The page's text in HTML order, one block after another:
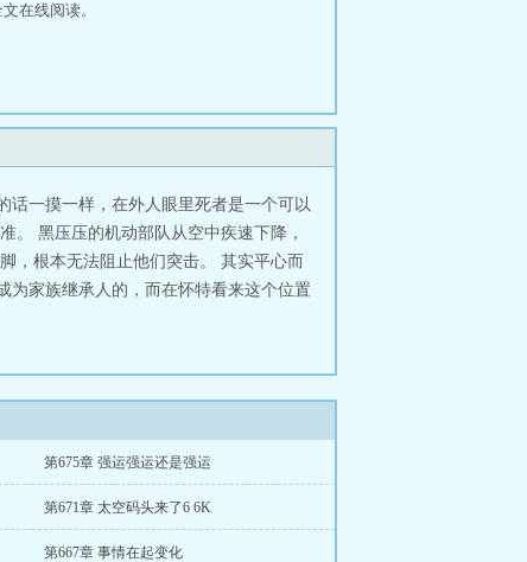
在线阅读。
话一摸一样，在外人眼里死者是一个可以
。 黑压压的机动部队从空中疾速下降，
，根本无法阻止他们突击。 其实平心而
为家族继承人的，而在怀特看来这个位置
第675章 强运强运还是强运
第671章 太空码头来了6 6K
第667章 事情在起变化